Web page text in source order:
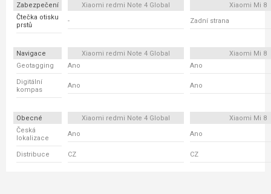
Zabezpečení Xiaomi redmi Note 4 Global
Xiaomi Mi 8
Čtečka otisku
prstů
- Zadní strana
Navigace Xiaomi redmi Note 4 Global
Xiaomi Mi 8
Geotagging
Ano Ano
Digitální
kompas
Ano Ano
Obecné Xiaomi redmi Note 4 Global
Xiaomi Mi 8
Česká
lokalizace
Ano Ano
Distribuce CZ CZ